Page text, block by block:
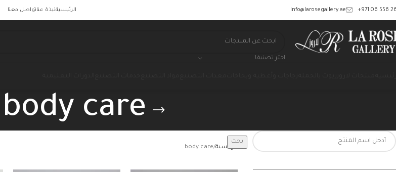
‎+971 06 556
Info@larosegallery.ae الرئيسيةنبذة عناتواصل معنا
اختر تصنيفا
body care
بحث
الرئيسية body care